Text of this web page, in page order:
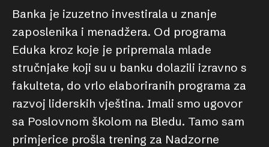
Banka je izuzetno investirala u znanje
zaposlenika i menadžera. Od programa
Eduka kroz koje je pripremala mlade
stručnjake koji su u banku dolazili izravno s
fakulteta, do vrlo elaboriranih programa za
razvoj liderskih vještina. Imali smo ugovor
sa Poslovnom školom na Bledu. Tamo sam
primjerice prošla trening za Nadzorne